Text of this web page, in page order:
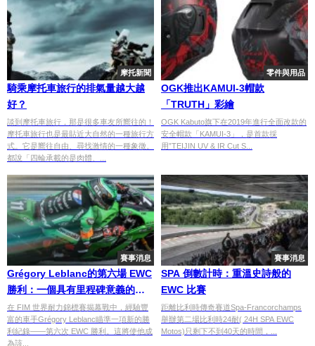
摩托新聞
騎乘摩托車旅行的排氣量越大越
好？
談到摩托車旅行，那是很多車友所嚮往的！
摩托車旅行也是最貼近大自然的一種旅行方
式。它是嚮往自由、尋找激情的一種象徵。
都說「四輪承載的是肉體、...
零件與用品
OGK推出KAMUI-3帽款
「TRUTH」彩繪
OGK Kabuto旗下在2019年進行全面改款的
安全帽款「KAMUI-3」，是首款採
用”TEIJIN UV & IR Cut S...
賽事消息
Grégory Leblanc的第六場 EWC
勝利：一個具有里程碑意義的成
就
在 FIM 世界耐力錦標賽揭幕戰中，經驗豐
富的車手Grégory Leblanc瞄準一項新的勝
利紀錄——第六次 EWC 勝利。這將使他成
為該...
賽事消息
SPA 倒數計時：重溫史詩般的
EWC 比賽
距離比利時傳奇賽道Spa-Francorchamps
舉辦第二場比利時24耐( 24H SPA EWC
Motos)只剩下不到40天的時間，...